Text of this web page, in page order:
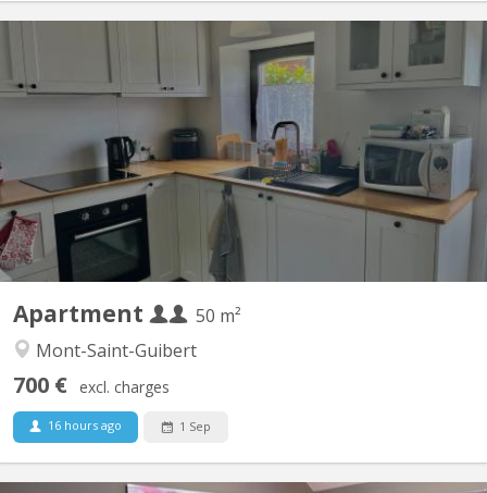
Apartment
50 m²
Mont-Saint-Guibert
700 € excl. charges
16 hours ago 1 Sep
KV 2223
Duplex de 50 m2 situé à Mont-Saint-Guibert dans rue calme Rue
Demi-Lune Le rez comporte un coin cuisine et un salon. A
l'étage, se trouvent une chambre à coucher, la salle de bain
(douche) et la toilette (wc séparé) Un espace buanderie est à
disposition. Pour couple d'étudiant. e. s ou 1...